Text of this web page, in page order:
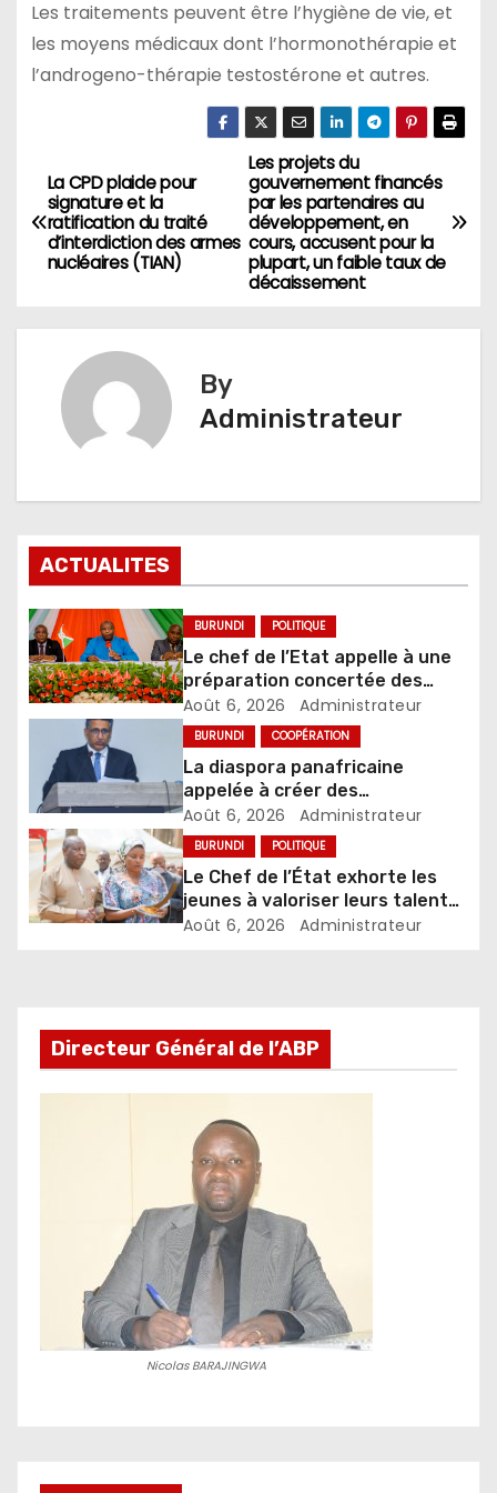
Les traitements peuvent être l’hygiène de vie, et
les moyens médicaux dont l’hormonothérapie et
l’androgeno-thérapie testostérone et autres.
Navigation
de
l’article
Les projets du
gouvernement financés
par les partenaires au
développement, en
cours, accusent pour la
plupart, un faible taux de
décaissement
La CPD plaide pour
signature et la
ratification du traité
d’interdiction des armes
nucléaires (TIAN)
By
Administrateur
ACTUALITES
BURUNDI POLITIQUE
Le chef de l’Etat appelle à une
préparation concertée des
élections de 2027
Août 6, 2026 Administrateur
BURUNDI COOPÉRATION
La diaspora panafricaine
appelée à créer des
mécanismes favorisant
l’investissement dans les pays
d’origine
Août 6, 2026 Administrateur
BURUNDI POLITIQUE
Le Chef de l’État exhorte les
jeunes à valoriser leurs talents
pour accélérer le
Août 6, 2026 Administrateur
Directeur Général de l’ABP
Nicolas BARAJINGWA